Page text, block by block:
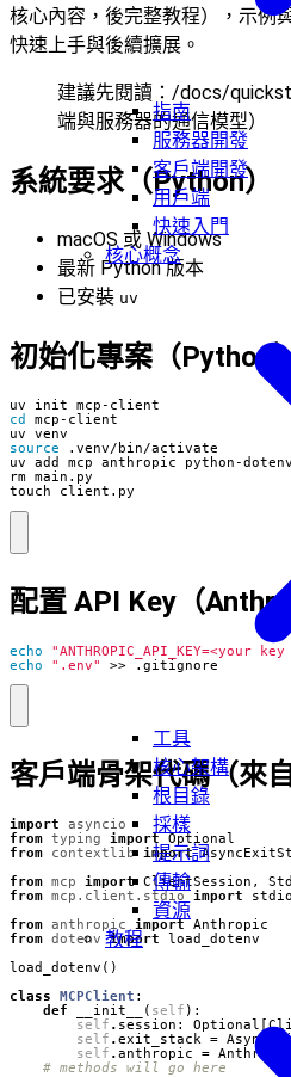
指南
服務器開發
客戶端開發
用戶端
快速入門
核心概念
工具
核心架構
根目錄
採樣
提示詞
傳輸
資源
教程
核心內容，後完整教程），示例
快速上手與後續擴展。
建議先閱讀：/docs/
端與服務器的通信模型）
系統要求（Python）
macOS 或 Windows
最新 Python 版本
已安裝 uv
初始化專案（Python
cd
source
touch client.py
配置 API Key（
echo "ANTHROPIC_API_KEY=<your
echo
".env" >> .gitignore
客戶端骨架代碼（來自
import
asyncio
from typing import Optional
from
contextlib import
from mcp import ClientSession ,
from mcp.client.stdio import
from anthropic import Anthropic
from dotenv import
load_dotenv
load_dotenv ()
class
MCPClient :
def
__init__ ( self ):
self . session : Optional [
self .exit_stack =
self .anthropic = Anthropic
# methods will go here